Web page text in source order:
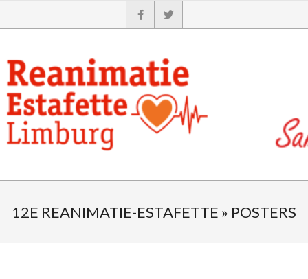
12E REANIMATIE-ESTAFETTE » POSTERS